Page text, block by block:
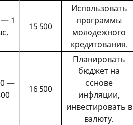
— 1
15 500
Использовать
программы
молодежного
кредитования.
—
16 500
Планировать
бюджет на
основе
инфляции,
инвестировать в
валюту.